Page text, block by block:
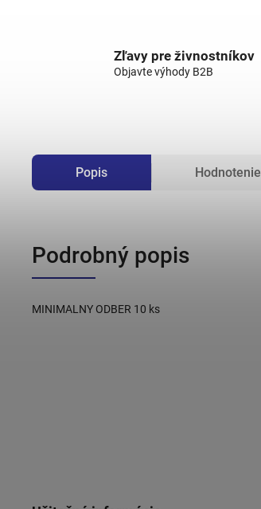
Zľavy pre živnostníkov
Objavte výhody B2B
Popis Hodnotenie
Podrobný popis
MINIMALNY ODBER 10 ks